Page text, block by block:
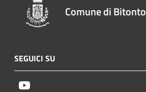
Comune di Bitonto
SEGUICI SU